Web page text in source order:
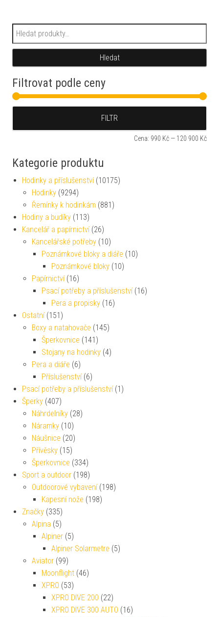
Hledat:
Hledat
Filtrovat podle ceny
FILTR
Cena: 990 Kč — 120 900 Kč
Kategorie produktu
Hodinky a příslušenství (10175)
Hodinky (9294)
Řemínky k hodinkám (881)
Hodiny a budíky (113)
Kancelář a papírnictví (26)
Kancelářské potřeby (10)
Poznámkové bloky a diáře (10)
Poznámkové bloky (10)
Papírnictví (16)
Psací potřeby a příslušenství (16)
Pera a propisky (16)
Ostatní (151)
Boxy a natahovače (145)
Šperkovnice (141)
Stojany na hodinky (4)
Pera a diáře (6)
Příslušenství (6)
Psací potřeby a příslušenství (1)
Šperky (407)
Náhrdelníky (28)
Náramky (10)
Náušnice (20)
Přívěsky (15)
Šperkovnice (334)
Sport a outdoor (198)
Outdoorové vybavení (198)
Kapesní nože (198)
Značky (335)
Alpina (5)
Alpiner (5)
Alpiner Solarmetre (5)
Aviator (99)
Moonflight (46)
XPRO (53)
XPRO DIVE 200 (22)
XPRO DIVE 300 AUTO (16)